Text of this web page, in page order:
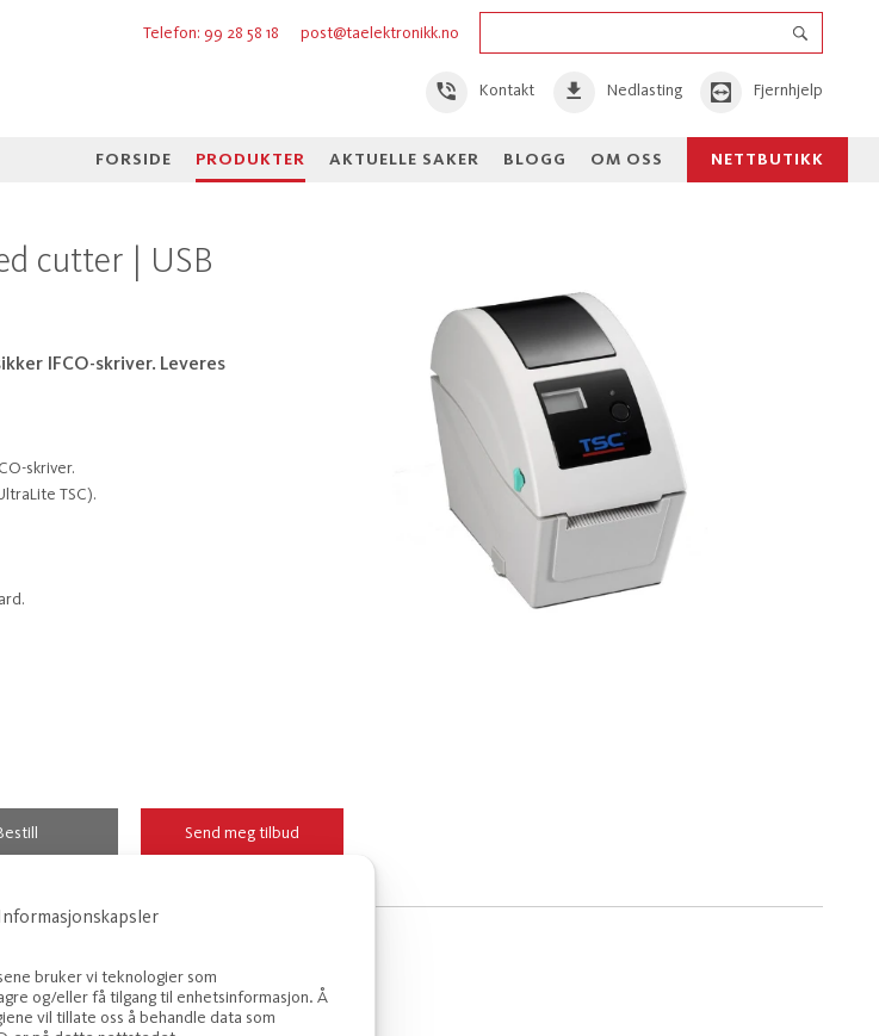
Telefon: 99 28 58 18 post@taelektronikk.no
Kontakt Nedlasting Fjernhjelp
FORSIDE PRODUKTER AKTUELLE SAKER BLOGG OM OSS
cutter | USB
IFCO-skriver. Leveres
skriver.
TSC).
Send meg tilbud
bruker vi teknologier som
og/eller få tilgang til enhetsinformasjon. Å
vil tillate oss å behandle data som